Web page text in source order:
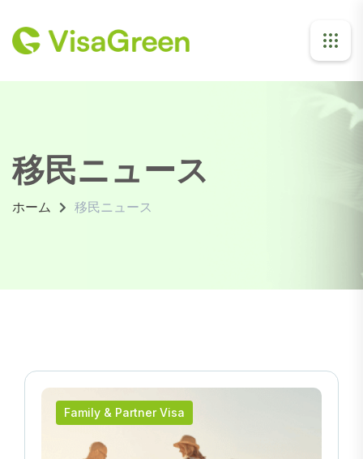
移民ニュース
ホーム 移民ニュース
Family & Partner Visa